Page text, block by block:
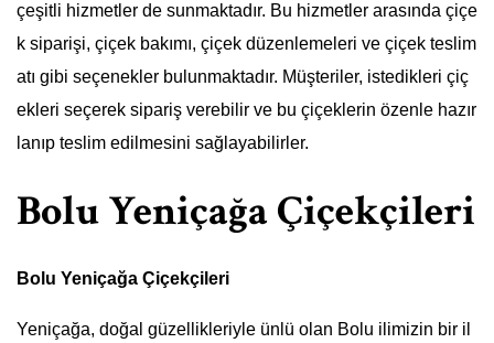
çeşitli hizmetler de sunmaktadır. Bu hizmetler arasında çiçe
k siparişi, çiçek bakımı, çiçek düzenlemeleri ve çiçek teslim
atı gibi seçenekler bulunmaktadır. Müşteriler, istedikleri çiç
ekleri seçerek sipariş verebilir ve bu çiçeklerin özenle hazır
lanıp teslim edilmesini sağlayabilirler.
Bolu Yeniçağa Çiçekçileri
Bolu Yeniçağa Çiçekçileri
Yeniçağa, doğal güzellikleriyle ünlü olan Bolu ilimizin bir il